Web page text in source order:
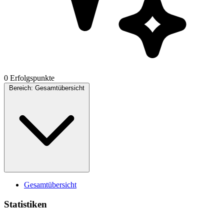
0 Erfolgspunkte
Bereich: Gesamtübersicht
Gesamtübersicht
Statistiken